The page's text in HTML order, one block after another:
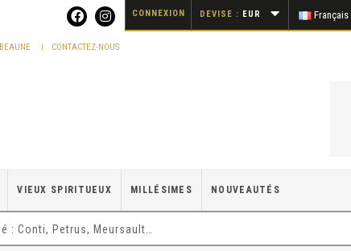
Français
DEVISE : EUR
CONNEXION
CONTACTEZ-NOUS
VIEUX SPIRITUEUX MILLÉSIMES NOUVEAUTÉS